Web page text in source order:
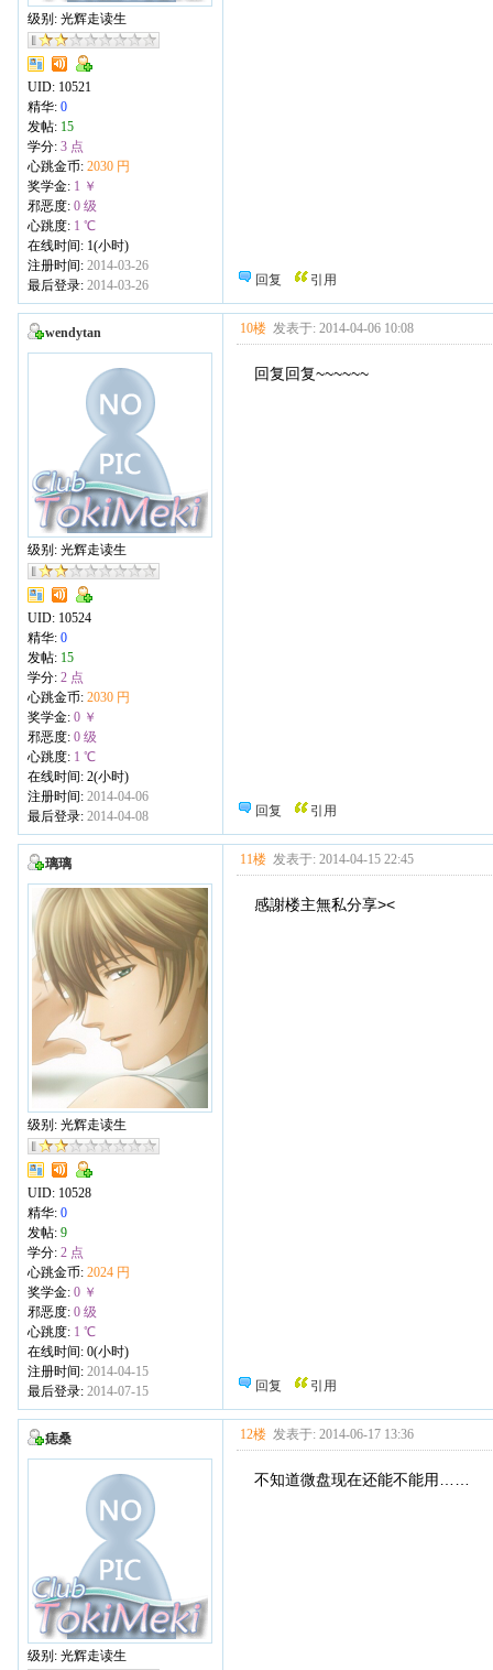
级别: 光辉走读生
UID: 10521
精华: 0
发帖: 15
学分: 3 点
心跳金币: 2030 円
奖学金: 1 ￥
邪恶度: 0 级
心跳度: 1 ℃
在线时间: 1(小时)
注册时间: 2014-03-26
最后登录: 2014-03-26 回复 引用
wendytan
级别: 光辉走读生
UID: 10524
精华: 0
发帖: 15
学分: 2 点
心跳金币: 2030 円
奖学金: 0 ￥
邪恶度: 0 级
心跳度: 1 ℃
在线时间: 2(小时)
注册时间: 2014-04-06
最后登录: 2014-04-08
10楼 发表于: 2014-04-06 10:08
回复回复~~~~~~
回复 引用
璃璃
级别: 光辉走读生
UID: 10528
精华: 0
发帖: 9
学分: 2 点
心跳金币: 2024 円
奖学金: 0 ￥
邪恶度: 0 级
心跳度: 1 ℃
在线时间: 0(小时)
注册时间: 2014-04-15
最后登录: 2014-07-15
11楼 发表于: 2014-04-15 22:45
感謝楼主無私分享><
回复 引用
痣桑
级别: 光辉走读生
12楼 发表于: 2014-06-17 13:36
不知道微盘现在还能不能用……